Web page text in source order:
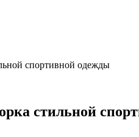
спортивной одежды
стильной